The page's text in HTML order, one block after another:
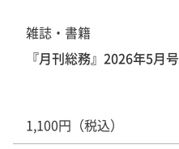
雑誌・書籍
『月刊総務』2026年5月号
1,100円（税込）